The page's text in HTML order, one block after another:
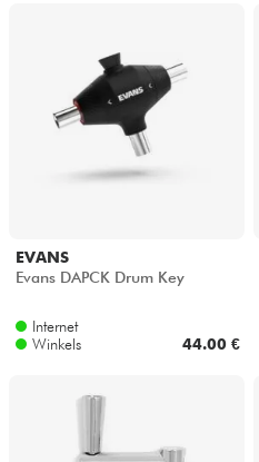
Synths & samplers
Home-studio
Hoofdtelefoon
Licht
EVANS
Evans DAPCK Drum Key
Internet
Winkels
44.00 €